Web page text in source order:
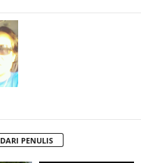
DARI PENULIS